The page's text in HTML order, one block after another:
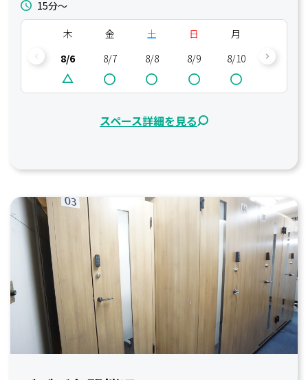
15分〜
木
8/6
金
8/7
土
8/8
日
8/9
月
8/10
8/11
スペース詳細を見る